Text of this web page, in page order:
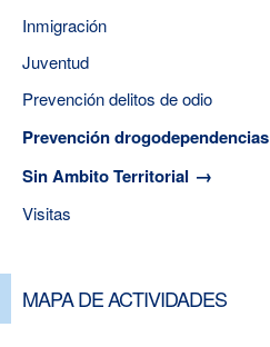
Inmigración
Juventud
Prevención delitos de odio
Prevención drogodependencias
Sin Ambito Territorial
Visitas
MAPA DE ACTIVIDADES